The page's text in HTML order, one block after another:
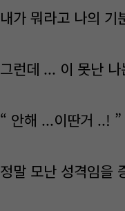
내가 뭐라고 나의 기
그런데 ... 이 못난
“ 안해 ...이딴거 ..! ”
정말 모난 성격임을